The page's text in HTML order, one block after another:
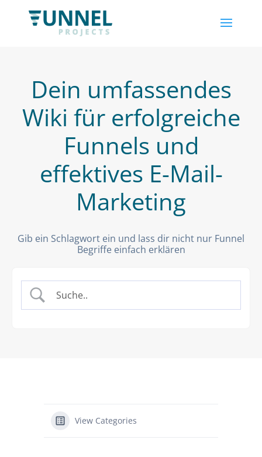
Dein umfassendes
Wiki für erfolgreiche
Funnels und
effektives E-Mail-
Marketing
Gib ein Schlagwort ein und lass dir nicht nur Funnel
Begriffe einfach erklären
View Categories